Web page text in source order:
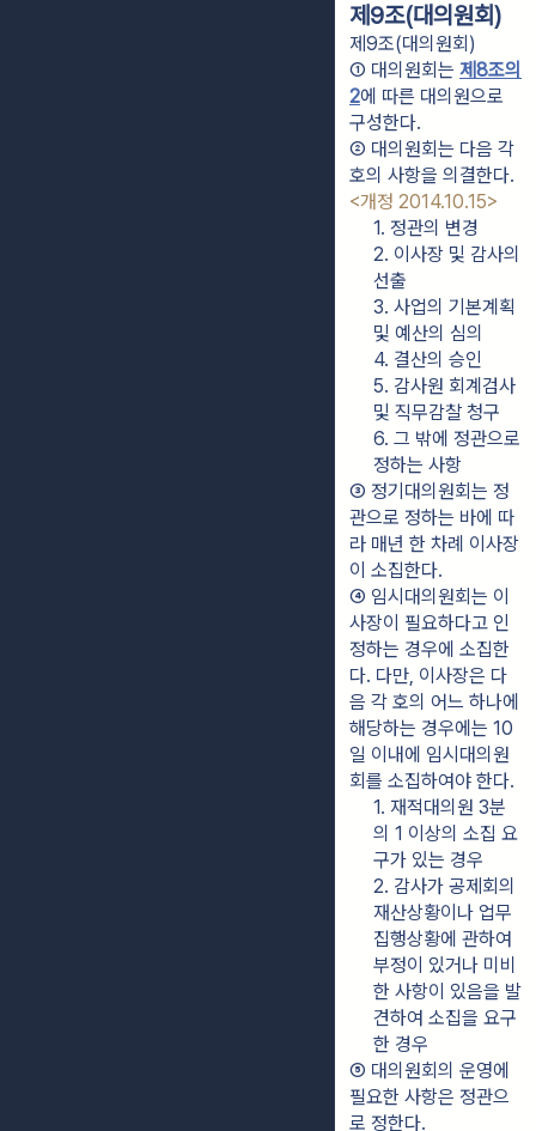
제9조(대의원회)
제9조(대의원회)
① 대의원회는 제8조의
2에 따른 대의원으로
구성한다.
② 대의원회는 다음 각
<개정 2014.10.15>
1. 정관의 변경
2. 이사장 및 감사의
선출
3. 사업의 기본계획
및 예산의 심의
4. 결산의 승인
5. 감사원 회계검사
및 직무감찰 청구
6. 그 밖에 정관으로
정하는 사항
③ 정기대의원회는 정
관으로 정하는 바에 따
라 매년 한 차례 이사장
이 소집한다.
④ 임시대의원회는 이
사장이 필요하다고 인
정하는 경우에 소집한
다. 다만, 이사장은 다
음 각 호의 어느 하나에
해당하는 경우에는 10
일 이내에 임시대의원
회를 소집하여야 한다.
1. 재적대의원 3분
의 1 이상의 소집 요
구가 있는 경우
2. 감사가 공제회의
재산상황이나 업무
집행상황에 관하여
부정이 있거나 미비
한 사항이 있음을 발
견하여 소집을 요구
한 경우
⑤ 대의원회의 운영에
필요한 사항은 정관으
로 정한다.